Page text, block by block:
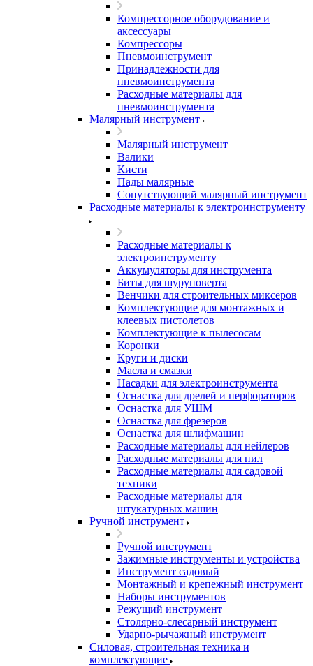
Компрессорное оборудование и
аксессуары
Компрессоры
Пневмоинструмент
Принадлежности для
пневмоинструмента
Расходные материалы для
пневмоинструмента
Малярный инструмент
Малярный инструмент
Валики
Кисти
Пады малярные
Сопутствующий малярный инструмент
Расходные материалы к электроинструменту
Расходные материалы к
электроинструменту
Аккумуляторы для инструмента
Биты для шуруповерта
Венчики для строительных миксеров
Комплектующие для монтажных и
клеевых пистолетов
Комплектующие к пылесосам
Коронки
Круги и диски
Масла и смазки
Насадки для электроинструмента
Оснастка для дрелей и перфораторов
Оснастка для УШМ
Оснастка для фрезеров
Оснастка для шлифмашин
Расходные материалы для нейлеров
Расходные материалы для пил
Расходные материалы для садовой
техники
Расходные материалы для
штукатурных машин
Ручной инструмент
Ручной инструмент
Зажимные инструменты и устройства
Инструмент садовый
Монтажный и крепежный инструмент
Наборы инструментов
Режущий инструмент
Столярно-слесарный инструмент
Ударно-рычажный инструмент
Силовая, строительная техника и
комплектующие